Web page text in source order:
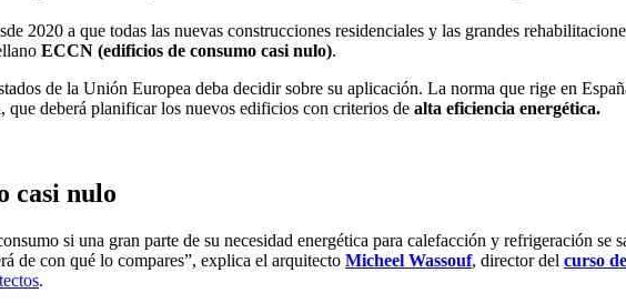
2020 a que todas las nuevas construcciones residenciales y las grandes
ECCN (edificios de consumo casi nulo).
de la Unión Europea deba decidir sobre su aplicación. La norma que rige en
deberá planificar los nuevos edificios con criterios de alta eficiencia energética.
casi nulo
si una gran parte de su necesidad energética para calefacción y refrigeración se
de con qué lo compares”, explica el arquitecto Micheel Wassouf, director del curso
.